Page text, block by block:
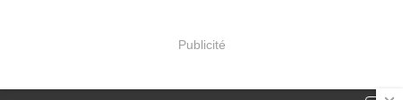
Publicité